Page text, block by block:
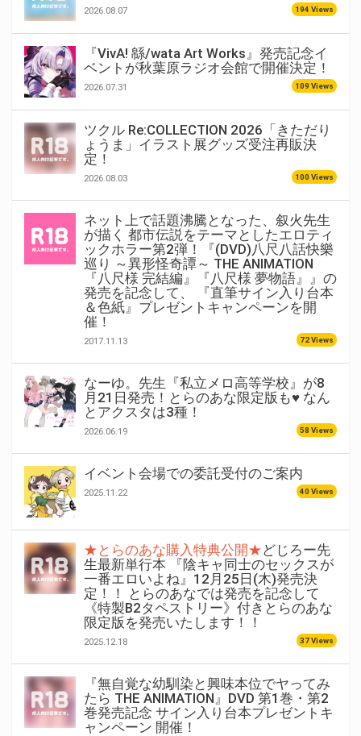
2026.08.07 194 Views
『VivA! 緜/wata Art Works』発売記念イ
ベントが秋葉原ラジオ会館で開催決定！
2026.07.31 109 Views
ツクル Re:COLLECTION 2026「きただり
ょうま」イラスト展グッズ受注再販決
定！
2026.08.03 100 Views
ネット上で話題沸騰となった、叙火先生
が描く 都市伝説をテーマとしたエロティ
ックホラー第2弾！『(DVD)八尺八話快樂
巡り ～異形怪奇譚～ THE ANIMATION
『八尺様 完結編』『八尺様 夢物語』』の
発売を記念して、 『直筆サイン入り台本
＆色紙』プレゼントキャンペーンを開
催！
2017.11.13 72 Views
なーゆ。先生『私立メロ高等学校』が8
月21日発売！とらのあな限定版も♥ なん
とアクスタは3種！
2026.06.19 58 Views
イベント会場での委託受付のご案内
2025.11.22 40 Views
★とらのあな購入特典公開★どじろー先
生最新単行本 『陰キャ同士のセックスが
一番エロいよね』12月25日(木)発売決
定！！ とらのあなでは発売を記念して
《特製B2タペストリー》付きとらのあな
限定版を発売いたします！！
2025.12.18 37 Views
『無自覚な幼馴染と興味本位でヤってみ
たら THE ANIMATION』DVD 第1巻・第2
巻発売記念 サイン入り台本プレゼントキ
ャンペーン 開催！